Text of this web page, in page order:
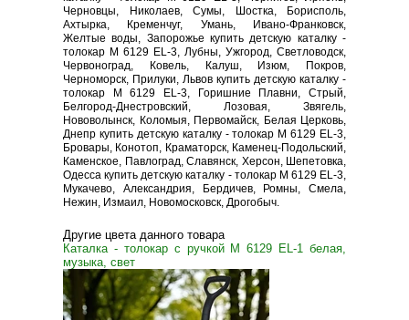
Черновцы, Николаев, Сумы, Шостка, Борисполь,
Ахтырка, Кременчуг, Умань, Ивано-Франковск,
Желтые воды, Запорожье купить детскую каталку -
толокар M 6129 EL-3, Лубны, Ужгород, Светловодск,
Червоноград, Ковель, Калуш, Изюм, Покров,
Черноморск, Прилуки, Львов купить детскую каталку -
толокар M 6129 EL-3, Горишние Плавни, Стрый,
Белгород-Днестровский, Лозовая, Звягель,
Нововолынск, Коломыя, Первомайск, Белая Церковь,
Днепр купить детскую каталку - толокар M 6129 EL-3,
Бровары, Конотоп, Краматорск, Каменец-Подольский,
Каменское, Павлоград, Славянск, Херсон, Шепетовка,
Одесса купить детскую каталку - толокар M 6129 EL-3,
Мукачево, Александрия, Бердичев, Ромны, Смела,
Нежин, Измаил, Новомосковск, Дрогобыч.
Другие цвета данного товара
Каталка - толокар с ручкой M 6129 EL-1 белая,
музыка, свет